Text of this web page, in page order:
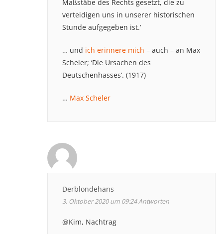
Maßstäbe des Rechts gesetzt, die zu
verteidigen uns in unserer historischen
Stunde aufgegeben ist.‘
… und ich erinnere mich – auch – an Max
Scheler; ‘Die Ursachen des
Deutschenhasses’. (1917)
… Max Scheler
Derblondehans
3. Oktober 2020 um 09:24Antworten
@Kim, Nachtrag